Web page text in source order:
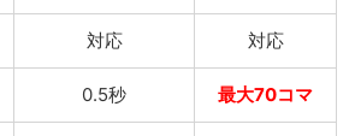
対応 対応
0.5秒 最大70コマ